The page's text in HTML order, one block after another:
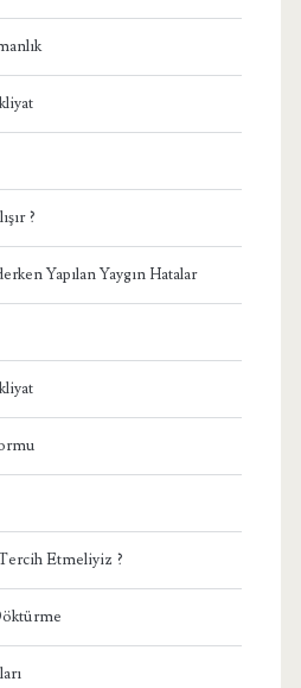
?
Yapılan Yaygın Hatalar
Etmeliyiz ?